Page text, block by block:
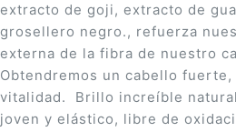
extracto de goji, extracto de
grosellero negro., refuerza
externa de la fibra de nuestro
Obtendremos un cabello
vitalidad. Brillo increíble
joven y elástico, libre de